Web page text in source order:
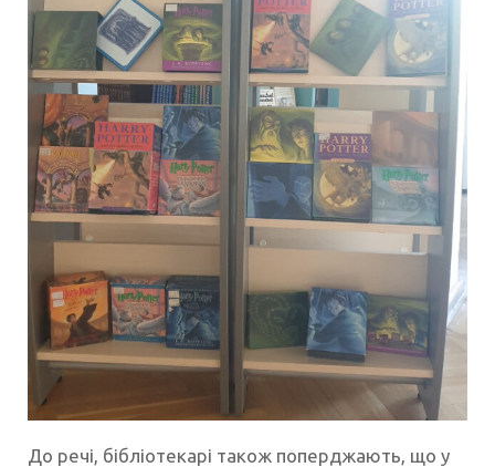
До речі, бібліотекарі також поперджають, що у